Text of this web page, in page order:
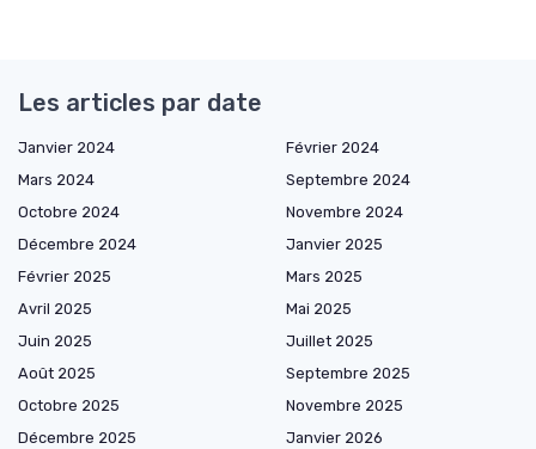
Les articles par date
Janvier 2024
Février 2024
Mars 2024
Septembre 2024
Octobre 2024
Novembre 2024
Décembre 2024
Janvier 2025
Février 2025
Mars 2025
Avril 2025
Mai 2025
Juin 2025
Juillet 2025
Août 2025
Septembre 2025
Octobre 2025
Novembre 2025
Décembre 2025
Janvier 2026